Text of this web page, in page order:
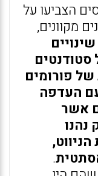
הצביעו על
מקוונים,
של פורומים
העדפה
אשר
נהנו
.